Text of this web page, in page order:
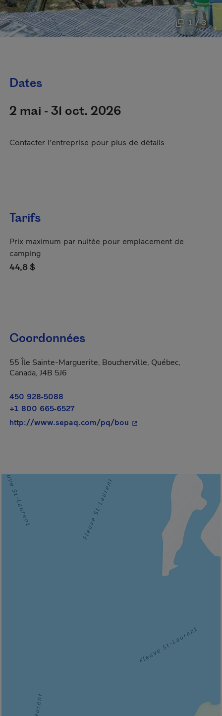
1 / 3
Dates
2 mai - 31 oct. 2026
Contacter l'entreprise pour plus de détails
Tarifs
Prix maximum par nuitée pour emplacement de
camping
44,8 $
Coordonnées
55 Île Sainte-Marguerite, Boucherville, Québec,
Canada, J4B 5J6
450 928-5088
+1 800 665-6527
http://www.sepaq.com/pq/bou - Cet hyperlien